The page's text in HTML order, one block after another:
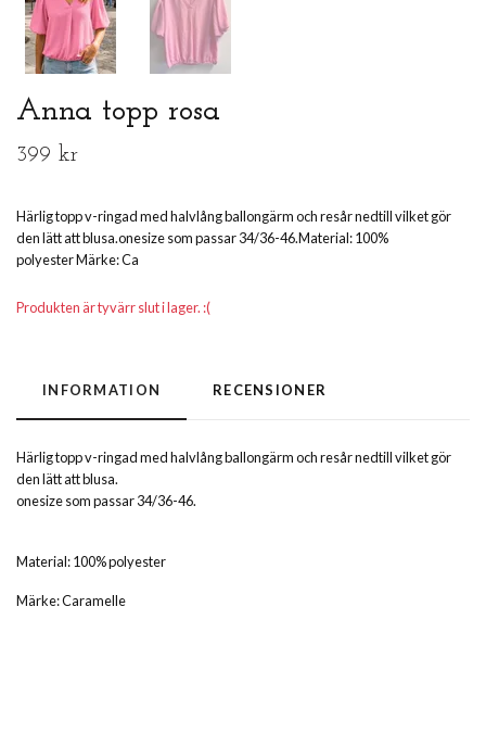
Anna topp rosa
399 kr
Härlig topp v-ringad med halvlång ballongärm och resår nedtill vilket gör
den lätt att blusa.onesize som passar 34/36-46.Material: 100%
polyester Märke: Ca
Produkten är tyvärr slut i lager. :(
INFORMATION RECENSIONER
Härlig topp v-ringad med halvlång ballongärm och resår nedtill vilket gör
den lätt att blusa.
onesize som passar 34/36-46.
Material: 100% polyester
Märke: Caramelle